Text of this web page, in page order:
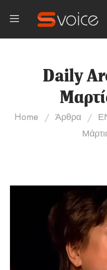
Daily
Home / Άρθρα /